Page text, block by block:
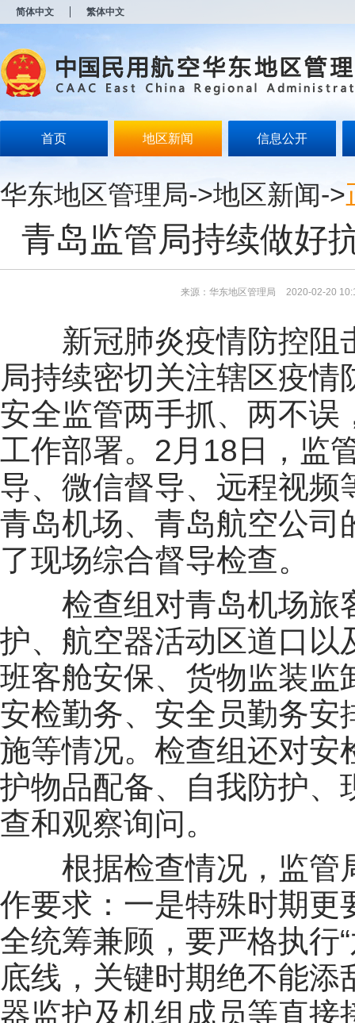
简体中文 繁体中文
首页 地区新闻 信息公开
华东地区管理局->地区新闻->
青岛监管局持续做好
来源：华东地区管理局 2020-02-20
新冠肺炎疫情防控阻
局持续密切关注辖区疫
安全监管两手抓、两不误
工作部署。2月18日，监
导、微信督导、远程视频
青岛机场、青岛航空公司
了现场综合督导检查。
检查组 对青岛机场旅
护、航空器活动区道口以
班客舱安保、货物监装监
安检勤务、安全员勤务安
施等情况。检查组还对安
护物品配备、自我防护、
查和观察询问。
根据检查情况，监管
作要求：一是特殊时期更
全统筹兼顾，要严格执行
底线，关键时期绝不能
器监护及机组成员等直接
开
无
障
说
Alt
加